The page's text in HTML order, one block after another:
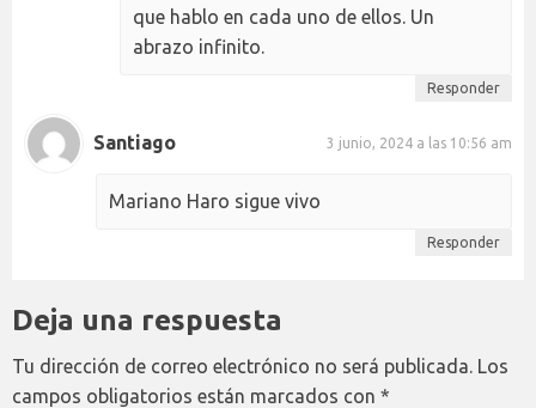
que hablo en cada uno de ellos. Un
abrazo infinito.
Responder
Santiago 3 junio, 2024 a las 10:56 am
Mariano Haro sigue vivo
Responder
Deja una respuesta
Tu dirección de correo electrónico no será publicada. Los
campos obligatorios están marcados con *